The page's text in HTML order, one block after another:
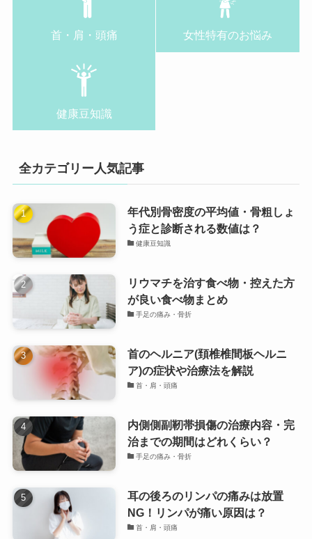
首・肩・頭痛 女性特有のお悩み
健康豆知識
全カテゴリー人気記事
年代別骨密度の平均値・骨粗しょ
う症と診断される数値は？
健康豆知識
リウマチを治す食べ物・控えた方
が良い食べ物まとめ
手足の痛み・骨折
首のヘルニア(頚椎椎間板ヘルニ
ア)の症状や治療法を解説
首・肩・頭痛
内側側副靭帯損傷の治療内容・完
治までの期間はどれくらい？
手足の痛み・骨折
耳の後ろのリンパの痛みは放置
NG！リンパが痛い原因は？
首・肩・頭痛